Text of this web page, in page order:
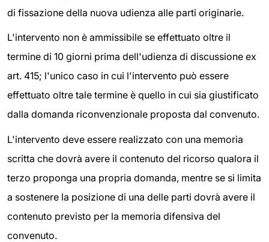
di fissazione della nuova udienza alle parti originarie.
L'intervento non è ammissibile se effettuato oltre il
termine di 10 giorni prima dell'udienza di discussione ex
art. 415; l'unico caso in cui l'intervento può essere
effettuato oltre tale termine è quello in cui sia giustificato
dalla domanda riconvenzionale proposta dal convenuto.
L'intervento deve essere realizzato con una memoria
scritta che dovrà avere il contenuto del ricorso qualora il
terzo proponga una propria domanda, mentre se si limita
a sostenere la posizione di una delle parti dovrà avere il
contenuto previsto per la memoria difensiva del
convenuto.